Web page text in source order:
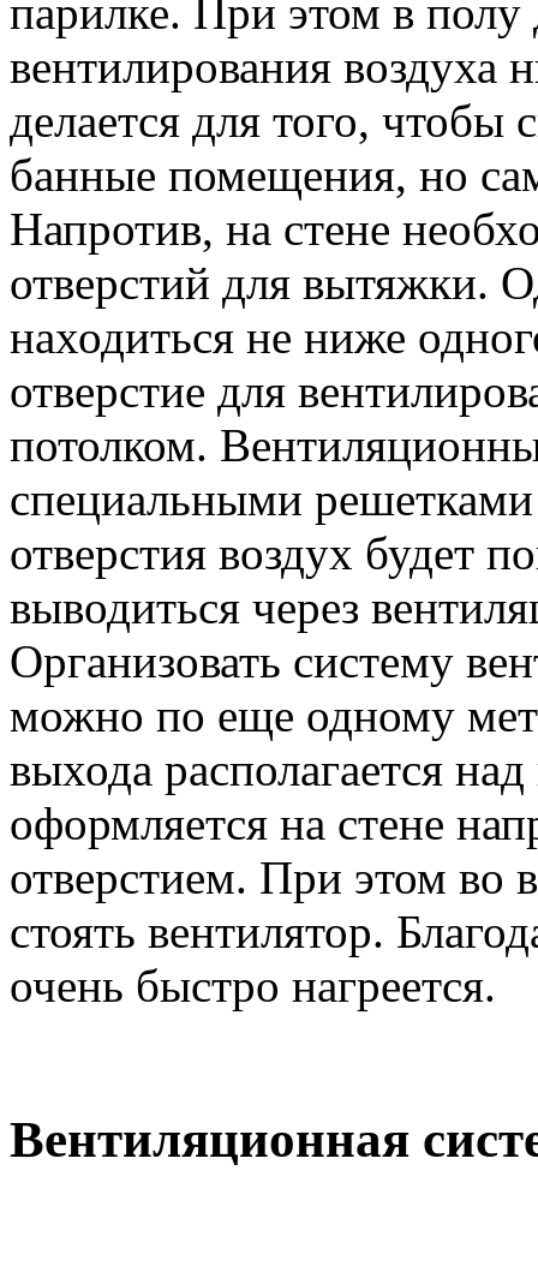
парилке. При этом в полу
вентилирования воздуха
делается для того, чтобы
банные помещения, но
Напротив, на стене
отверстий для вытяжки.
находиться не ниже
отверстие для
потолком.
специальными
отверстия воздух будет
выводиться через
Организовать систему
можно по еще одному
выхода располагается
оформляется на стене
отверстием. При этом во
стоять вентилятор.
очень быстро нагреется.
Вентиляционная